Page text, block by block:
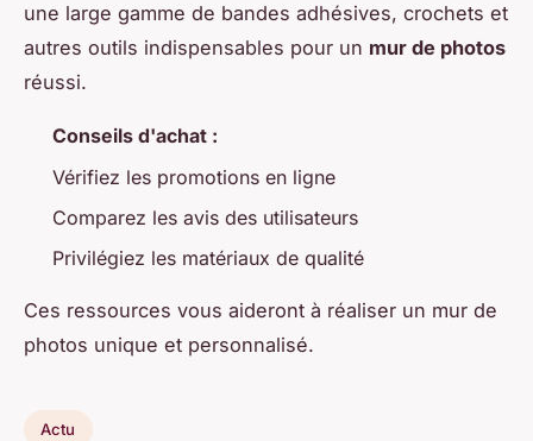
une large gamme de bandes adhésives, crochets et
autres outils indispensables pour un mur de photos
réussi.
Conseils d'achat :
Vérifiez les promotions en ligne
Comparez les avis des utilisateurs
Privilégiez les matériaux de qualité
Ces ressources vous aideront à réaliser un mur de
photos unique et personnalisé.
Actu